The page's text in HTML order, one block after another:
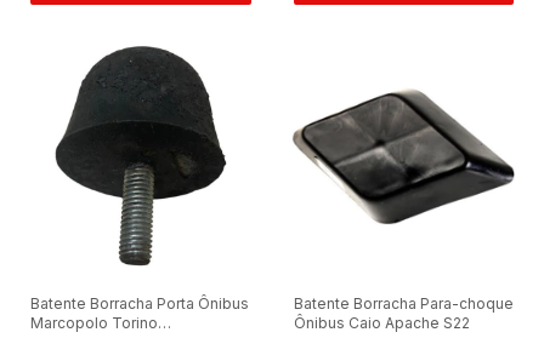
Batente Borracha Porta Ônibus
Marcopolo Torino
Batente Borracha Para-choque
Ônibus Caio Apache S22